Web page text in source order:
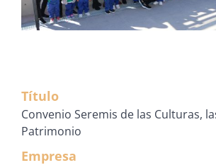
Título
Convenio Seremis de las Culturas,
Patrimonio
Empresa